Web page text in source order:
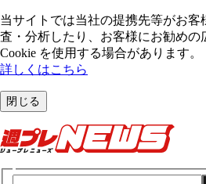
当サイトでは当社の提携先等がお客
査・分析したり、お客様にお勧めの
Cookie を使⽤する場合があります。
詳しくはこちら
閉じる